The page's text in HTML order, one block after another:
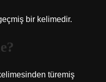
bir kelimedir.